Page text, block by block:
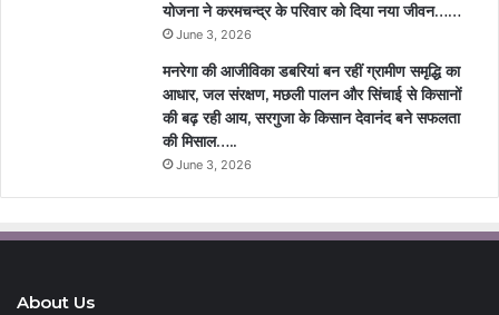
योजना ने करमचन्द्र के परिवार को दिया नया जीवन……
June 3, 2026
मनरेगा की आजीविका डबरियां बन रहीं ग्रामीण समृद्धि का
आधार, जल संरक्षण, मछली पालन और सिंचाई से किसानों
की बढ़ रही आय, सरगुजा के किसान देवानंद बने सफलता
की मिसाल…..
June 3, 2026
About Us